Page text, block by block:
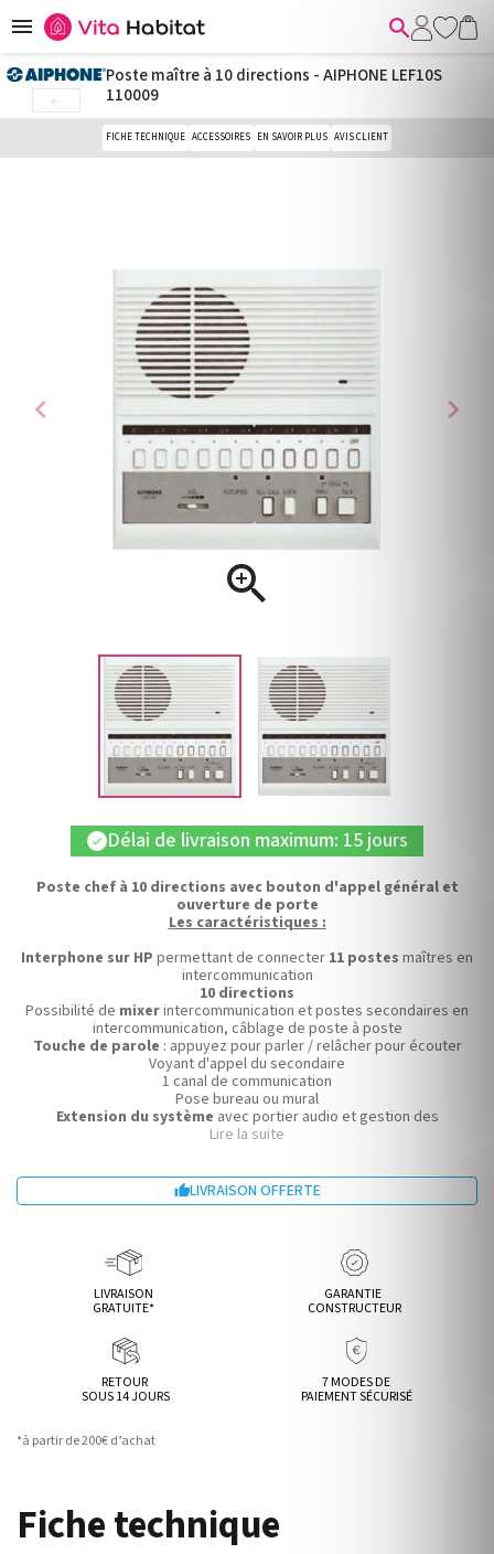
 
chevron_left

chevron_right
Poste maître à 10 directions - AIPHONE LEF10S
110009
FICHE TECHNIQUE ACCESSOIRES EN SAVOIR PLUS AVIS CLIENT
check Délai de livraison maximum: 15 jours
Poste chef à 10 directions avec bouton d'appel général et
ouverture de porte
Les caractéristiques :
Interphone sur HP permettant de connecter 11 postes maîtres en
intercommunication
10 directions
Possibilité de mixerintercommunication et postes secondaires en
intercommunication, câblage de poste à poste
Touche de parole : appuyez pour parler / relâcher pour écouter
Voyant d'appel du secondaire
1 canal de communication
Pose bureau ou mural
Extension du système avec portier audio et gestion des
commandes d'ouverture
Largeur : 190 mm
Profondeur : 55 mm
Lire la suite
LIVRAISON OFFERTE
LIVRAISON
GRATUITE*
GARANTIE
CONSTRUCTEUR
RETOUR
SOUS 14 JOURS
7 MODES DE
PAIEMENT SÉCURISÉ
*à partir de 200€ d’achat
Fiche technique